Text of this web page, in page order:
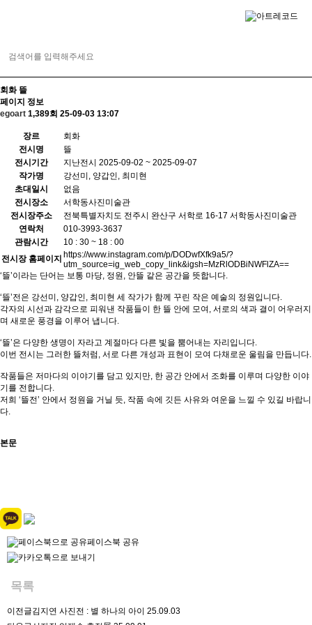
회화 뜰
페이지 정보
egoart 1,389회 25-09-03 13:07
장르
회화
전시명
뜰
전시기간
지난전시 2025-09-02 ~ 2025-09-07
작가명
강선미, 양갑인, 최미현
초대일시
없음
전시장소
서학동사진미술관
전시장주소
전북특별자치도 전주시 완산구 서학로 16-17 서학동사진미술관
연락처
010-3993-3637
관람시간
10 : 30 ~ 18 : 00
전시장 홈페이지 https://www.instagram.com/p/DODwfXfk9a5/?
utm_source=ig_web_copy_link&igsh=MzRlODBiNWFlZA==
‘뜰’이라는 단어는 보통 마당, 정원, 안뜰 같은 공간을 뜻합니다.
‘뜰’전은 강선미, 양갑인, 최미현 세 작가가 함께 꾸린 작은 예술의 정원입니다.
각자의 시선과 감각으로 피워낸 작품들이 한 뜰 안에 모여, 서로의 색과 결이 어우러지
며 새로운 풍경을 이루어 냅니다.
‘뜰’은 다양한 생명이 자라고 계절마다 다른 빛을 뿜어내는 자리입니다.
이번 전시는 그러한 뜰처럼, 서로 다른 개성과 표현이 모여 다채로운 울림을 만듭니다.
작품들은 저마다의 이야기를 담고 있지만, 한 공간 안에서 조화를 이루며 다양한 이야
기를 전합니다.
저희 ‘뜰전’ 안에서 정원을 거닐 듯, 작품 속에 깃든 사유와 여운을 느낄 수 있길 바랍니
다.
본문
페이스북 공유
목록
이전글김지연 사진전 : 별 하나의 아이 25.09.03